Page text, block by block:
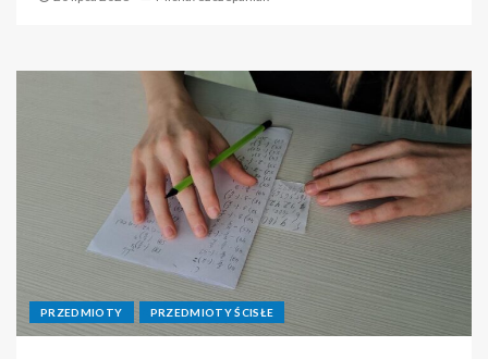
PRZEDMIOTY PRZEDMIOTY ŚCISŁE